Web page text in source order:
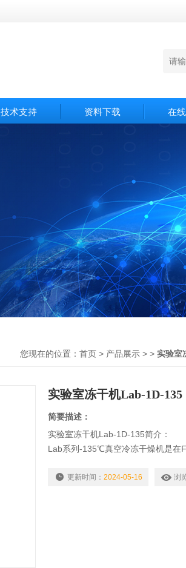
技术支持 资料下载 在
您现在的位置： 首页 > 产品展示 > > 实验室
实验室冻干机Lab-1D-135
简要描述：
实验室冻干机Lab-1D-135简介：
Lab系列-135℃真空冷冻干燥机是在
APP控制、可显示和查看冻干曲线
更新时间： 2024-05-16 浏